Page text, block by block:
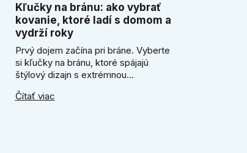
Kľučky na bránu: ako vybrať
kovanie, ktoré ladí s domom a
vydrží roky
Prvý dojem začína pri bráne. Vyberte
si kľučky na bránu, ktoré spájajú
štýlový dizajn s extrémnou
hľadáte rustikálnu patinu alebo
Čítať viac